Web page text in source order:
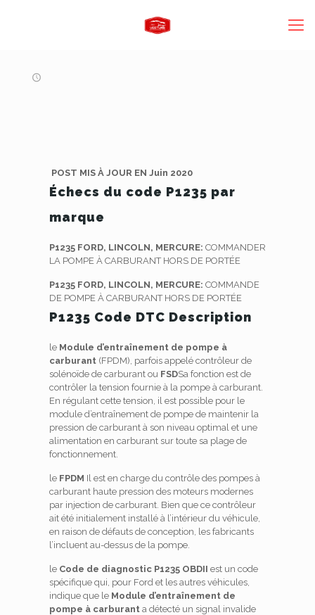
POST MIS À JOUR EN Juin 2020
Échecs du code P1235 par
marque
P1235 FORD, LINCOLN, MERCURE: COMMANDER
LA POMPE À CARBURANT HORS DE PORTÉE
P1235 FORD, LINCOLN, MERCURE: COMMANDE
DE POMPE À CARBURANT HORS DE PORTÉE
P1235 Code DTC Description
le Module d’entraînement de pompe à
carburant(FPDM), parfois appelé contrôleur de
solénoïde de carburant ou FSDSa fonction est de
contrôler la tension fournie à la pompe à carburant.
En régulant cette tension, il est possible pour le
module d’entraînement de pompe de maintenir la
pression de carburant à son niveau optimal et une
alimentation en carburant sur toute sa plage de
fonctionnement.
le FPDM Il est en charge du contrôle des pompes à
carburant haute pression des moteurs modernes
par injection de carburant. Bien que ce contrôleur
ait été initialement installé à l’intérieur du véhicule,
en raison de défauts de conception, les fabricants
l’incluent au-dessus de la pompe.
le Code de diagnostic P1235 OBDII est un code
spécifique qui, pour Ford et les autres véhicules,
indique que le Module d’entraînement de
pompe à carburanta détecté un signal invalide